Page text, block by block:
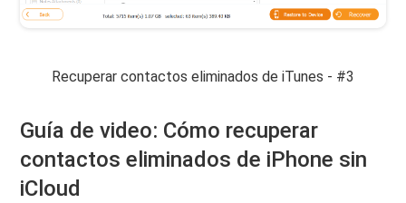
Recuperar contactos eliminados de iTunes - #3
Guía de video: Cómo recuperar
contactos eliminados de iPhone sin
iCloud